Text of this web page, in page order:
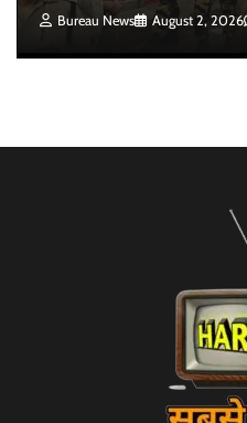
Bureau News August 2, 2026